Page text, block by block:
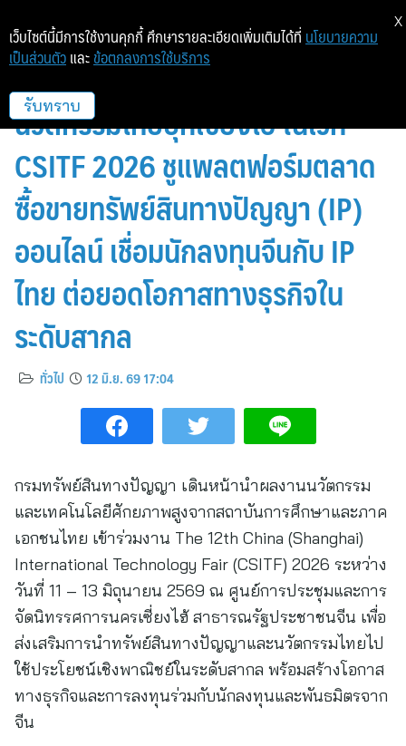
กรมทรัพย์สินทางปัญญา นำทัพ
นวัตกรรมไทยบุกเซี่ยงไฮ้ ในเวที
CSITF 2026 ชูแพลตฟอร์มตลาด
ซื้อขายทรัพย์สินทางปัญญา (IP)
ออนไลน์ เชื่อมนักลงทุนจีนกับ IP
ไทย ต่อยอดโอกาสทางธุรกิจใน
ระดับสากล
ทั่วไป 12 มิ.ย. 69 17:04
กรมทรัพย์สินทางปัญญา เดินหน้านำผลงานนวัตกรรม
และเทคโนโลยีศักยภาพสูงจากสถาบันการศึกษาและภาค
เอกชนไทย เข้าร่วมงาน The 12th China (Shanghai)
International Technology Fair (CSITF) 2026 ระหว่าง
วันที่ 11 – 13 มิถุนายน 2569 ณ ศูนย์การประชุมและการ
จัดนิทรรศการนครเซี่ยงไฮ้ สาธารณรัฐประชาชนจีน เพื่อ
ส่งเสริมการนำทรัพย์สินทางปัญญาและนวัตกรรมไทยไป
ใช้ประโยชน์เชิงพาณิชย์ในระดับสากล พร้อมสร้างโอกาส
ทางธุรกิจและการลงทุนร่วมกับนักลงทุนและพันธมิตรจาก
จีน
เว็บไซต์นี้มีการใช้งานคุกกี้ ศึกษารายละเอียดเพิ่มเติมได้ที่ นโยบายความ
เป็นส่วนตัว และ ข้อตกลงการใช้บริการ
รับทราบ
X